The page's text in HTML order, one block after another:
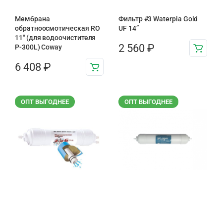
Мембрана
обратноосмотическая RO
11″ (для водоочистителя
P-300L) Coway
6 408 ₽
Фильтр #3 Waterpia Gold
UF 14”
2 560 ₽
ОПТ ВЫГОДНЕЕ ОПТ ВЫГОДНЕЕ